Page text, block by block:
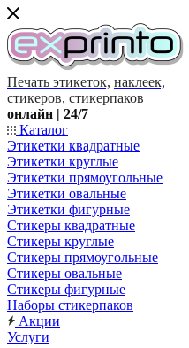
Печать этикеток, наклеек,
стикеров, стикерпаков
онлайн | 24/7
Каталог
Этикетки квадратные
Этикетки круглые
Этикетки прямоугольные
Этикетки овальные
Этикетки фигурные
Стикеры квадратные
Стикеры круглые
Стикеры прямоугольные
Стикеры овальные
Стикеры фигурные
Наборы стикерпаков
Акции
Услуги